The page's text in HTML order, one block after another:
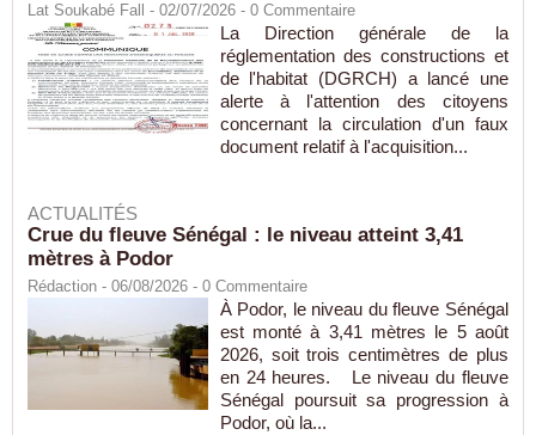
Lat Soukabé Fall - 02/07/2026 - 0 Commentaire
La Direction générale de la
réglementation des constructions et
de l'habitat (DGRCH) a lancé une
alerte à l'attention des citoyens
concernant la circulation d'un faux
document relatif à l'acquisition...
ACTUALITÉS
Crue du fleuve Sénégal : le niveau atteint 3,41
mètres à Podor
Rédaction - 06/08/2026 - 0 Commentaire
À Podor, le niveau du fleuve Sénégal
est monté à 3,41 mètres le 5 août
2026, soit trois centimètres de plus
en 24 heures. Le niveau du fleuve
Sénégal poursuit sa progression à
Podor, où la...